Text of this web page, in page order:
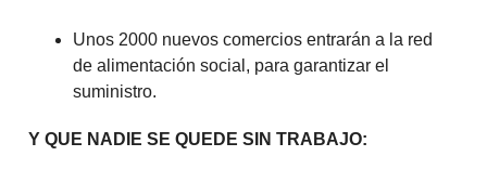
Unos 2000 nuevos comercios entrarán a la red
de alimentación social, para garantizar el
suministro.
Y QUE NADIE SE QUEDE SIN TRABAJO: